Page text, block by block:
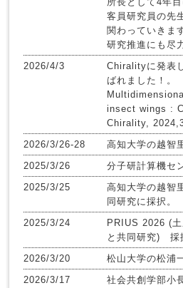
客員研究員の先
関わっていきま
研究推進にも尽
2026/4/3
Chiralityに発表
ばれました！。
insect wings :
Chirality,
2026/3/26-28
高知大学の越智
2025/3/26
分子研計算機セ
2025/3/25
高知大学の越智
同研究に採択。
2025/3/24
PRIUS 2026 (
と共同研究) 採
2026/3/20
松山大学の松浦
2026/3/17
社会共創学部小